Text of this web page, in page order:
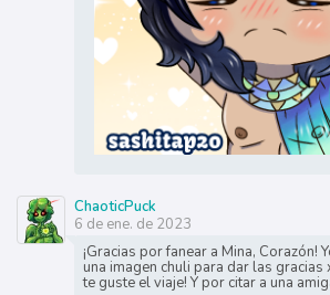
ChaoticPuck
6 de ene. de 2023
¡Gracias por fanear a Mina, Corazón!
una imagen chuli para dar las gracias
te guste el viaje! Y por citar a una